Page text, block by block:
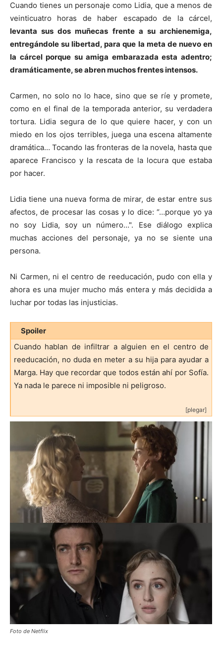
Cuando tienes un personaje como Lidia, que a menos de
veinticuatro horas de haber escapado de la cárcel,
levanta sus dos muñecas frente a su archienemiga,
entregándole su libertad, para que la meta de nuevo en
la cárcel porque su amiga embarazada esta adentro;
dramáticamente, se abren muchos frentes intensos.
Carmen, no solo no lo hace, sino que se ríe y promete,
como en el final de la temporada anterior, su verdadera
tortura. Lidia segura de lo que quiere hacer, y con un
miedo en los ojos terribles, juega una escena altamente
dramática… Tocando las fronteras de la novela, hasta que
aparece Francisco y la rescata de la locura que estaba
por hacer.
Lidia tiene una nueva forma de mirar, de estar entre sus
afectos, de procesar las cosas y lo dice: “…porque yo ya
no soy Lidia, soy un número…". Ese diálogo explica
muchas acciones del personaje, ya no se siente una
persona.
Ni Carmen, ni el centro de reeducación, pudo con ella y
ahora es una mujer mucho más entera y más decidida a
luchar por todas las injusticias.
Spoiler
Cuando hablan de infiltrar a alguien en el centro de
reeducación, no duda en meter a su hija para ayudar a
Marga. Hay que recordar que todos están ahí por Sofía.
Ya nada le parece ni imposible ni peligroso.
[plegar]
Foto de Netflix